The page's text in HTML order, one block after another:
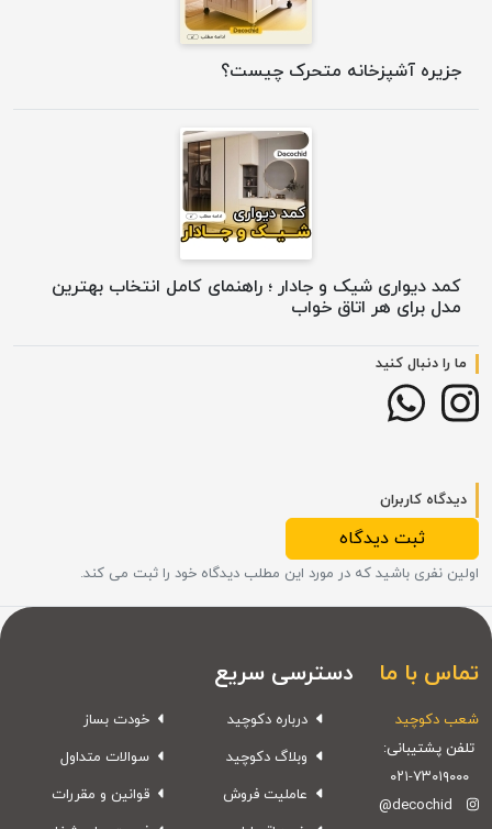
جزیره آشپزخانه متحرک چیست؟
کمد دیواری شیک و جادار ؛ راهنمای کامل انتخاب بهترین
مدل برای هر اتاق خواب
ما را دنبال کنید
دیدگاه کاربران
ثبت دیدگاه
اولین نفری باشید که در مورد این مطلب دیدگاه خود را ثبت می کند.
تماس با ما
شعب دکوچید
تلفن پشتیبانی:
۰۲۱-۷۳۰۱۹۰۰۰
@decochid
دسترسی سریع
درباره دکوچید
وبلاگ دکوچید
عاملیت فروش
خودت بساز
سوالات متداول
قوانین و مقررات